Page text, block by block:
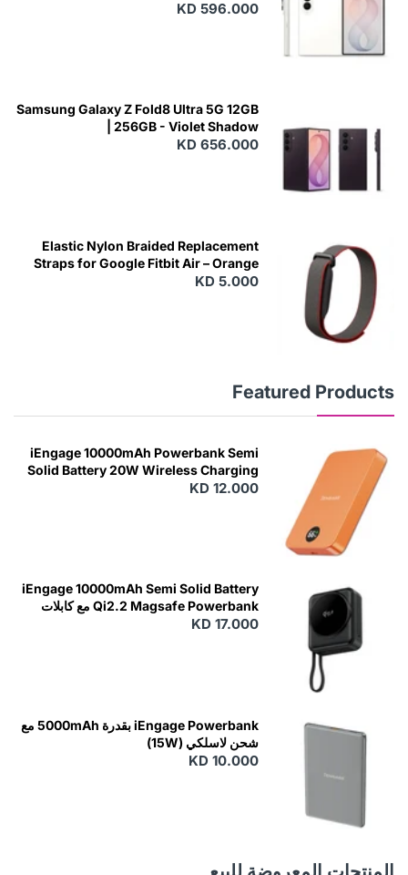
KD 596.000
Samsung Galaxy Z Fold8 Ultra 5G 12GB
| 256GB - Violet Shadow
KD 656.000
Elastic Nylon Braided Replacement
Straps for Google Fitbit Air – Orange
KD 5.000
Featured Products
iEngage 10000mAh Powerbank Semi
Solid Battery 20W Wireless Charging
KD 12.000
iEngage 10000mAh Semi Solid Battery
Qi2.2 Magsafe Powerbank مع كابلات
مدمجة
KD 17.000
iEngage Powerbank بقدرة 5000mAh مع
شحن لاسلكي (15W)
KD 10.000